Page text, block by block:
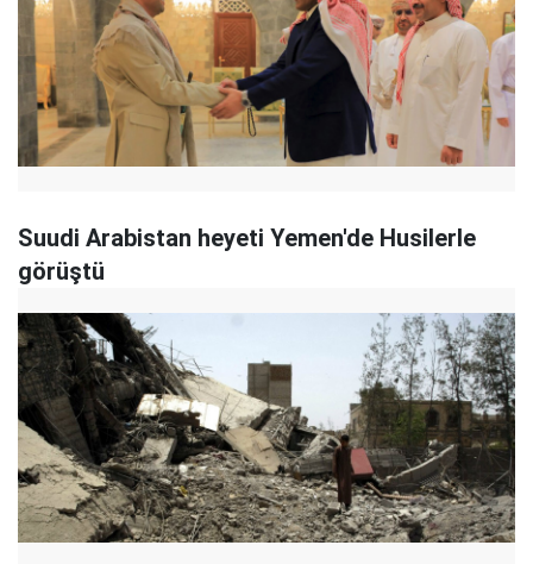
Suudi Arabistan heyeti Yemen'de Husilerle
görüştü